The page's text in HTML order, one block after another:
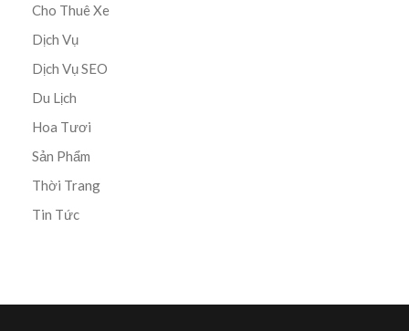
Cho Thuê Xe
Dịch Vụ
Dịch Vụ SEO
Du Lịch
Hoa Tươi
Sản Phẩm
Thời Trang
Tin Tức